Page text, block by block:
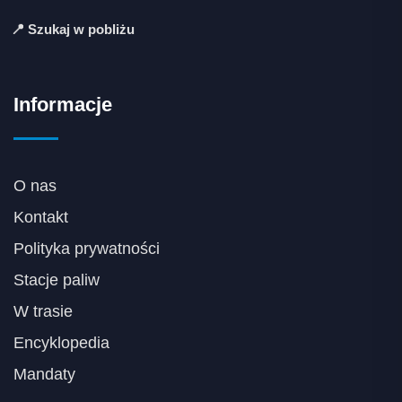
📍 Szukaj w pobliżu
Informacje
O nas
Kontakt
Polityka prywatności
Stacje paliw
W trasie
Encyklopedia
Mandaty